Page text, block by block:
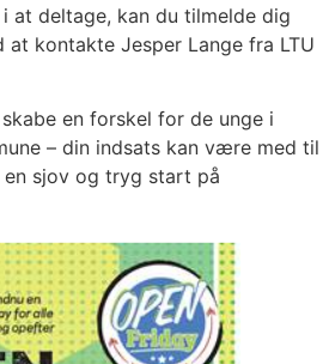
at deltage, kan du tilmelde dig
kontakte Jesper Lange fra LTU
en forskel for de unge i
– din indsats kan være med til
sjov og tryg start på